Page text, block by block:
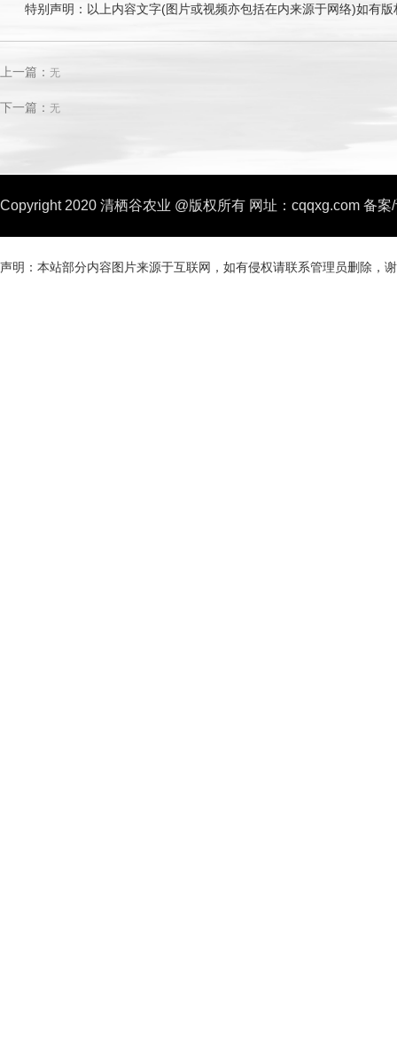
特别声明：以上内容文字(图片或视频亦包括在内来源于网络)如有
上一篇： 无
下一篇： 无
Copyright 2020 清栖谷农业 @版权所有 网址：cqqxg.com 备案
声明：本站部分内容图片来源于互联网，如有侵权请联系管理员删除，